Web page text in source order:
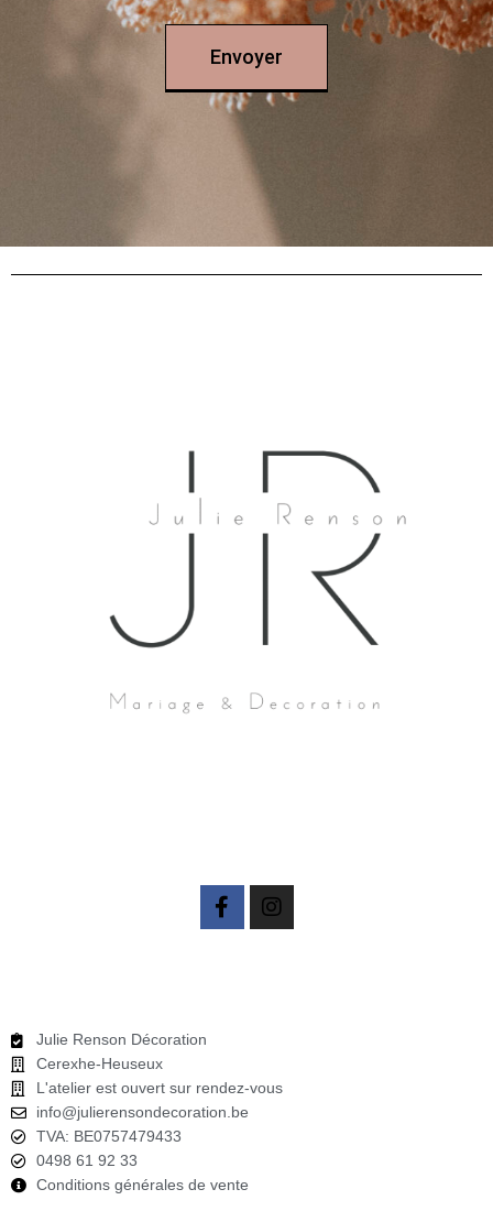
Envoyer
F
a
f
I
n
Julie Renson Décoration
Cerexhe-Heuseux
L'atelier est ouvert sur rendez-vous
info@julierensondecoration.be
TVA: BE0757479433
0498 61 92 33
Conditions générales de vente